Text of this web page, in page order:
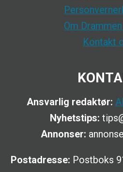
Om
Kontakt
Ansvarlig redaktør:
Nyhetstips:
Annonser:
Postadresse: Postboks